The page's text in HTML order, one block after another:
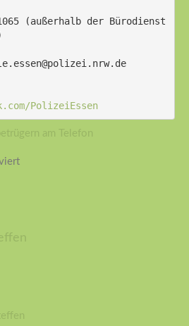
(außerhalb der Bürodienst
PolizeiEssen
am Telefon